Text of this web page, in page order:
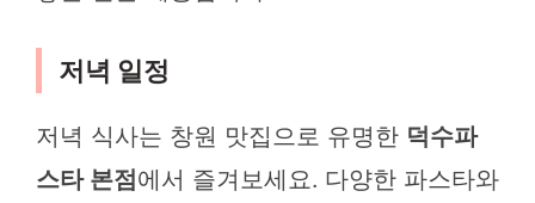
저녁 일정
저녁 식사는 창원 맛집으로 유명한 덕수파
스타 본점에서 즐겨보세요. 다양한 파스타와